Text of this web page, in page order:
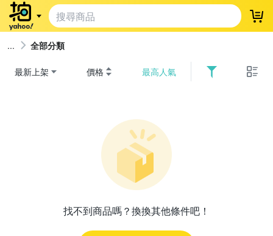
登
全部分類
最新上架 價格 最高人氣
找不到商品嗎？換換其他條件吧！